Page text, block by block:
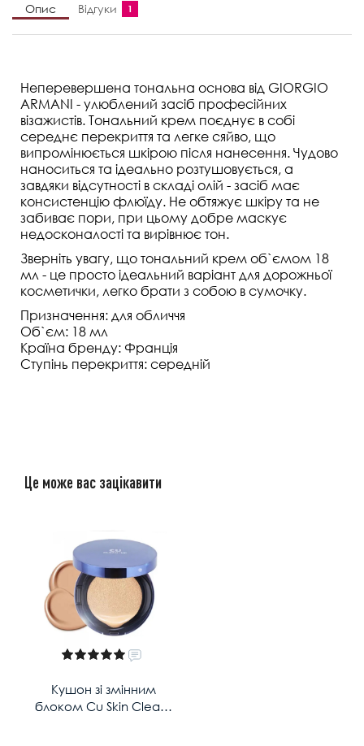
Опис Відгуки 1
Неперевершена тональна основа від GIORGIO
ARMANI - улюблений засіб професійних
візажистів. Тональний крем поєднує в собі
середнє перекриття та легке сяйво, що
випромінюється шкірою після нанесення. Чудово
наноситься та ідеально розтушовується, а
завдяки відсутності в складі олій - засіб має
консистенцію флюїду. Не обтяжує шкіру та не
забиває пори, при цьому добре маскує
недосконалості та вирівнює тон.
Зверніть увагу, що тональний крем об`ємом 18
мл - це просто ідеальний варіант для дорожньої
косметички, легко брати з собою в сумочку.
Призначення: для обличчя
Об`єм: 18 мл
Країна бренду: Франція
Ступінь перекриття: середній
Це може вас зацікавити
Кушон зі змінним
блоком Cu Skin Clean-